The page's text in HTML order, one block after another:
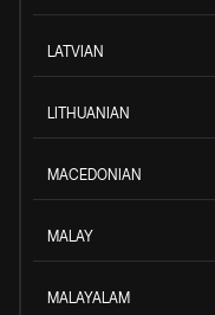
LATVIAN
LITHUANIAN
MACEDONIAN
MALAY
MALAYALAM